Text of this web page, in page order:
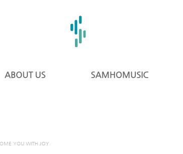
ABOUT US SAMHOMUSIC
YOU WITH JOY.